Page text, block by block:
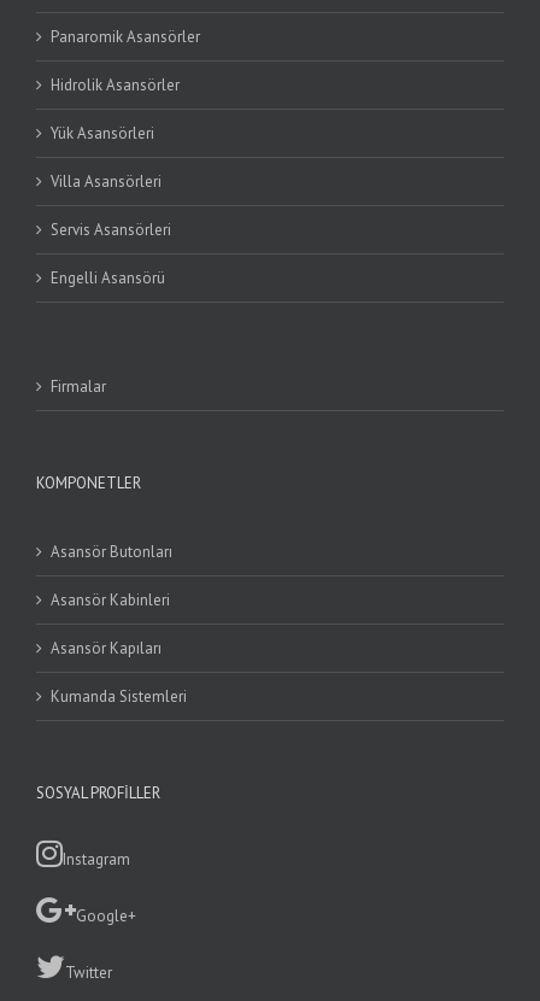
Panaromik Asansörler
Hidrolik Asansörler
Yük Asansörleri
Villa Asansörleri
Servis Asansörleri
Engelli Asansörü
Firmalar
KOMPONETLER
Asansör Butonları
Asansör Kabinleri
Asansör Kapıları
Kumanda Sistemleri
SOSYAL PROFILLER
Instagram
Google+
Twitter